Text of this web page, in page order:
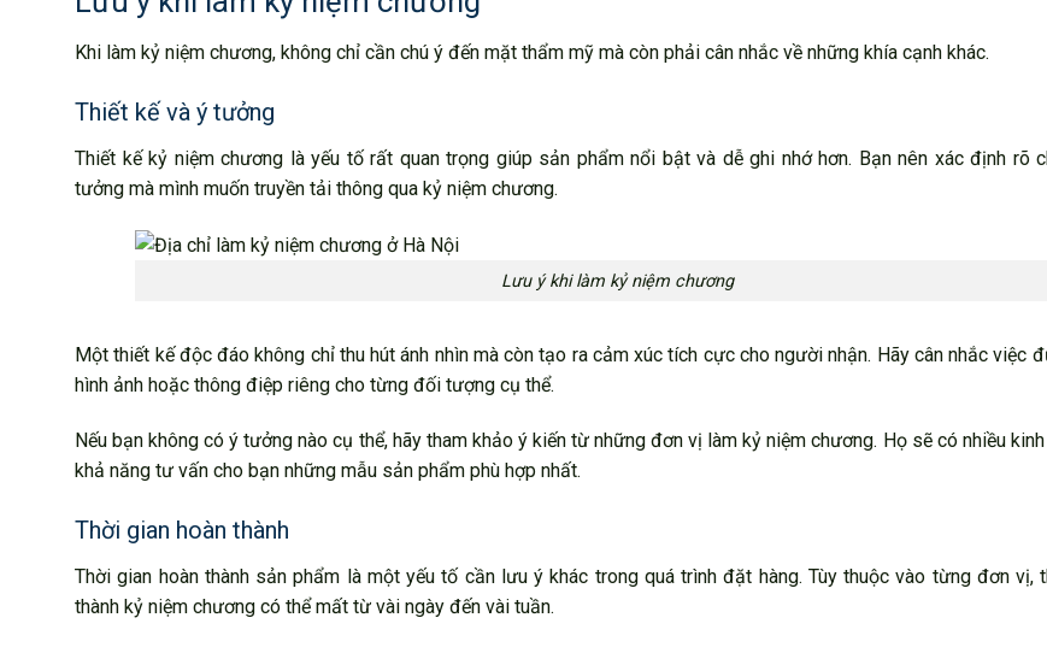
Khi làm kỷ niệm chương, không chỉ cần chú ý đến mặt thẩm mỹ mà còn phải cân nhắc về những khía cạnh khác.
Thiết kế và ý tưởng
Thiết kế kỷ niệm chương là yếu tố rất quan trọng giúp sản phẩm nổi bật và dễ ghi nhớ hơn. Bạn nên xác định rõ
tưởng mà mình muốn truyền tải thông qua kỷ niệm chương.
Lưu ý khi làm kỷ niệm chương
Một thiết kế độc đáo không chỉ thu hút ánh nhìn mà còn tạo ra cảm xúc tích cực cho người nhận. Hãy cân nhắc việc
hình ảnh hoặc thông điệp riêng cho từng đối tượng cụ thể.
Nếu bạn không có ý tưởng nào cụ thể, hãy tham khảo ý kiến từ những đơn vị làm kỷ niệm chương. Họ sẽ có nhiều
khả năng tư vấn cho bạn những mẫu sản phẩm phù hợp nhất.
Thời gian hoàn thành
Thời gian hoàn thành sản phẩm là một yếu tố cần lưu ý khác trong quá trình đặt hàng. Tùy thuộc vào từng đơn vị,
thành kỷ niệm chương có thể mất từ vài ngày đến vài tuần.